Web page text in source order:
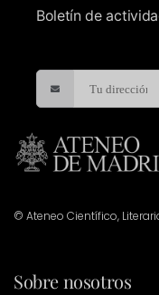
Boletín de
© Ateneo Científico,
Sobre nosotros